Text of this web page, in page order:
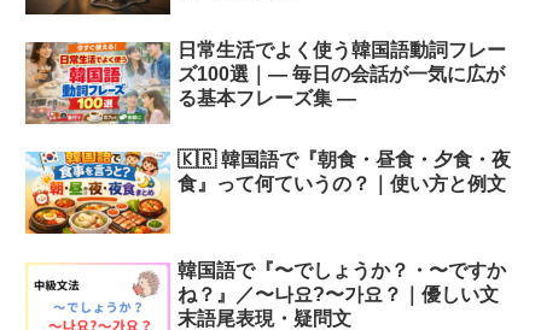
日常生活でよく使う韓国語動詞フレー
ズ100選｜― 毎日の会話が一気に広が
る基本フレーズ集 ―
🇰🇷 韓国語で『朝食・昼食・夕食・夜
食』って何ていうの？｜使い方と例文
韓国語で『〜でしょうか？・〜ですか
ね？』／〜나요?〜가요？｜優しい文
末語尾表現・疑問文